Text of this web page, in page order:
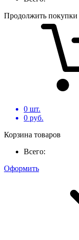
Продолжить покупки
0 шт.
0 руб.
Корзина товаров
Всего:
Оформить